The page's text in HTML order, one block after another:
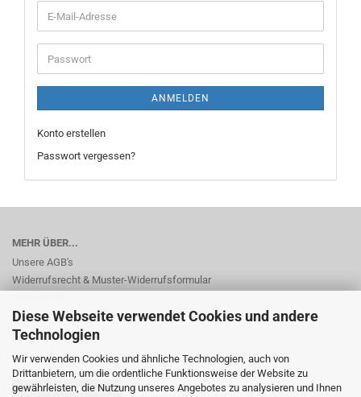
Diese Webseite verwendet Cookies und andere
Technologien
Wir verwenden Cookies und ähnliche Technologien, auch von
Drittanbietern, um die ordentliche Funktionsweise der Website zu
gewährleisten, die Nutzung unseres Angebotes zu analysieren und Ihnen
E-
Mail-
Adresse
Passwort
ANMELDEN
Konto erstellen
Passwort vergessen?
MEHR ÜBER...
Unsere AGB's
Widerrufsrecht & Muster-Widerrufsformular
Privatsphäre und Datenschutz
Cookie Einstellungen
Vertrag widerrufen